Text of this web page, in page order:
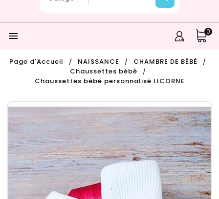
 0
Page d'Accueil NAISSANCE
CHAMBRE DE BÉBÉ
Chaussettes bébé
Chaussettes bébé personnalisé LICORNE